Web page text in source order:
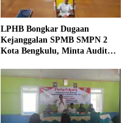
LPHB Bongkar Dugaan
Kejanggalan SPMB SMPN 2
Kota Bengkulu, Minta Audit